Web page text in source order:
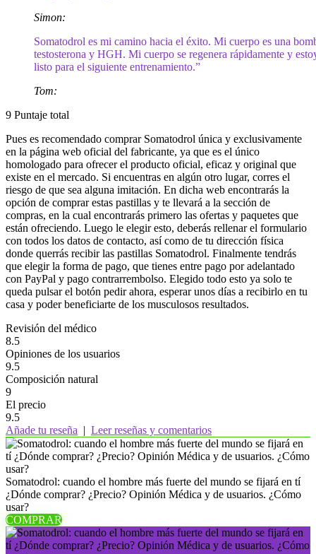
Simon:
Somatodrol es mi camino hacia el éxito. Mi cuerpo es una
testosterona y HGH. Mi cuerpo se regenera rápidamente y
listo para el siguiente entrenamiento.”
Tom:
9 Puntaje total
Pues es recomendado comprar Somatodrol única y exclusivamente
en la página web oficial del fabricante, ya que es el único
homologado para ofrecer el producto oficial, eficaz y original que
existe en el mercado. Si encuentras en algún otro lugar, corres el
riesgo de que sea alguna imitación. En dicha web encontrarás la
opción de comprar estas pastillas y te llevará a la sección de
compras, en la cual encontrarás primero las ofertas y paquetes que
están ofreciendo. Luego le elegir esto, deberás rellenar el formulario
con todos los datos de contacto, así como de tu dirección física
donde querrás recibir las pastillas Somatodrol. Finalmente tendrás
que elegir la forma de pago, que tienes entre pago por adelantado
con PayPal y pago contrarrembolso. Elegido todo esto ya solo te
queda pulsar el botón pedir ahora, esperar unos días a recibirlo en tu
casa y poder beneficiarte de los musculosos resultados.
Revisión del médico
8.5
Opiniones de los usuarios
9.5
Composición natural
9
El precio
9.5
Añade tu reseña | Leer reseñas y comentarios
Somatodrol: cuando el hombre más fuerte del mundo se fijará en tí
¿Dónde comprar? ¿Precio? Opinión Médica y de usuarios. ¿Cómo
usar?
COMPRAR